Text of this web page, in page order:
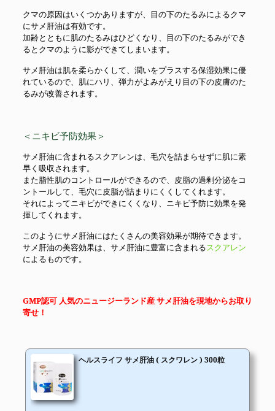
クマの原因はいくつかありますが、目の下のたるみによるクマ
にサメ肝油は有効です。
加齢とともに肌のたるみはひどくなり、目の下のたるみができ
るとクマのように影ができてしまいます。
サメ肝油は肌を柔らかくして、潤いをプラスする保湿効果に優
れているので、肌にハリ、弾力がよみがえり目の下の皮膚のた
るみが改善されます。
＜ニキビ予防効果＞
サメ肝油に含まれるスクアレンは、毛穴を詰まらせずに肌に素
早く吸収されます。
また脂性肌のコントロールができるので、皮脂の過剰分泌をコ
ントールして、毛穴に皮脂が詰まりにくくしてくれます。
それによってニキビができにくくなり、ニキビ予防に効果を発
揮してくれます。
このようにサメ肝油にはたくさんの美容効果が期待できます。
サメ肝油の美容効果は、サメ肝油に豊富に含まれるスクアレン
によるものです。
GMP認可 人気のニュージーランド産 サメ肝油を現地からお取り
寄せ！
ヘルスライフ サメ肝油 ( スクワレン ) 300粒